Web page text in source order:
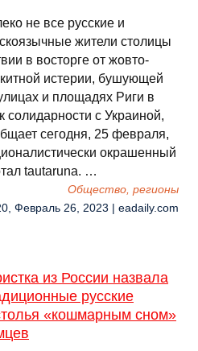
не все русские и
жители столицы
в восторге от жовто-
истерии, бушующей
и площадях Риги в
солидарности с Украиной,
сегодня, 25 февраля,
окрашенный
tautaruna. …
Общество, регионы
Февраль 26, 2023 | eadaily.com
из России назвала
русские
«кошмарным сном»